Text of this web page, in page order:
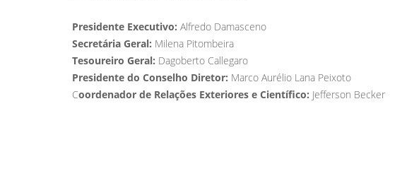
Presidente Executivo: Alfredo Damasceno
Secretária Geral: Milena Pitombeira
Tesoureiro Geral: Dagoberto Callegaro
Presidente do Conselho Diretor: Marco Aurélio Lana Peixoto
Coordenador de Relações Exteriores e Científico: Jefferson Becker